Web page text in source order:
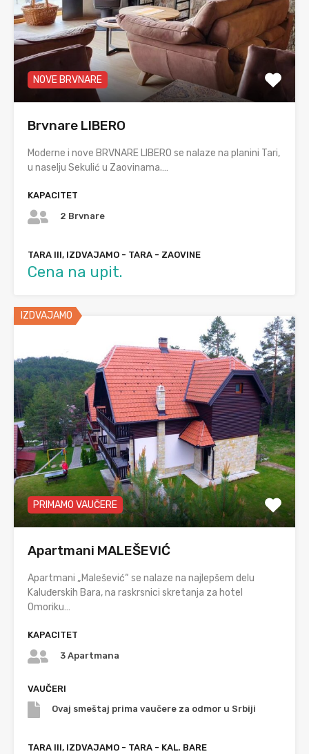
NOVE BRVNARE
Brvnare LIBERO
Moderne i nove BRVNARE LIBERO se nalaze na planini Tari,
u naselju Sekulić u Zaovinama.…
KAPACITET
2 Brvnare
TARA III, IZDVAJAMO - TARA - ZAOVINE
Cena na upit.
IZDVAJAMO
PRIMAMO VAUČERE
Apartmani MALEŠEVIĆ
Apartmani „Malešević“ se nalaze na najlepšem delu
Kaluđerskih Bara, na raskrsnici skretanja za hotel
Omoriku…
KAPACITET
3 Apartmana
VAUČERI
Ovaj smeštaj prima vaučere za odmor u Srbiji
TARA III, IZDVAJAMO - TARA - KAL. BARE